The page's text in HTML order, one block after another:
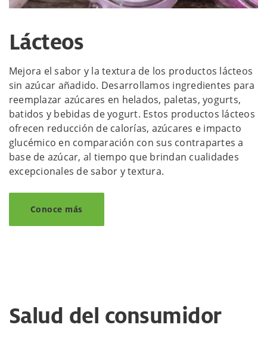
Lácteos
Mejora el sabor y la textura de los productos lácteos
sin azúcar añadido. Desarrollamos ingredientes para
reemplazar azúcares en helados, paletas, yogurts,
batidos y bebidas de yogurt. Estos productos lácteos
ofrecen reducción de calorías, azúcares e impacto
glucémico en comparación con sus contrapartes a
base de azúcar, al tiempo que brindan cualidades
excepcionales de sabor y textura.
Conoce más
Salud del consumidor